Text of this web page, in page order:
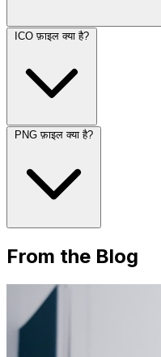
ICO फ़ाइल क्या है?
PNG फ़ाइल क्या है?
From the Blog